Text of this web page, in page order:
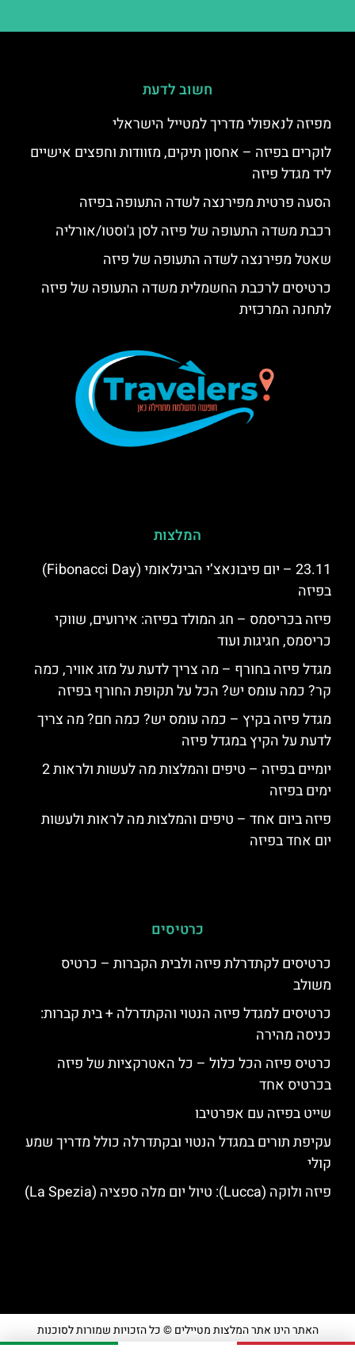
חשוב לדעת
מפיזה לנאפולי מדריך למטייל הישראלי
לוקרים בפיזה – אחסון תיקים, מזוודות וחפצים אישיים
ליד מגדל פיזה
הסעה פרטית מפירנצה לשדה התעופה בפיזה
רכבת משדה התעופה של פיזה לסן ג'וסטו/אורליה
שאטל מפירנצה לשדה התעופה של פיזה
כרטיסים לרכבת החשמלית משדה התעופה של פיזה
לתחנה המרכזית
המלצות
23.11 – יום פיבונאצ’י הבינלאומי (Fibonacci Day)
בפיזה
פיזה בכריסמס – חג המולד בפיזה: אירועים, שווקי
כריסמס, חגיגות ועוד
מגדל פיזה בחורף – מה צריך לדעת על מזג אוויר, כמה
קר? כמה עומס יש? הכל על תקופת החורף בפיזה
מגדל פיזה בקיץ – כמה עומס יש? כמה חם? מה צריך
לדעת על הקיץ במגדל פיזה
יומיים בפיזה – טיפים והמלצות מה לעשות ולראות 2
ימים בפיזה
פיזה ביום אחד – טיפים והמלצות מה לראות ולעשות
יום אחד בפיזה
כרטיסים
כרטיסים לקתדרלת פיזה ולבית הקברות – כרטיס
משולב
כרטיסים למגדל פיזה הנטוי והקתדרלה + בית קברות:
כניסה מהירה
כרטיס פיזה הכל כלול – כל האטרקציות של פיזה
בכרטיס אחד
שייט בפיזה עם אפרטיבו
עקיפת תורים במגדל הנטוי ובקתדרלה כולל מדריך שמע
קולי
פיזה ולוקה (Lucca): טיול יום מלה ספציה (La Spezia)
האתר הינו אתר המלצות מטיילים © כל הזכויות שמורות לסוכנות